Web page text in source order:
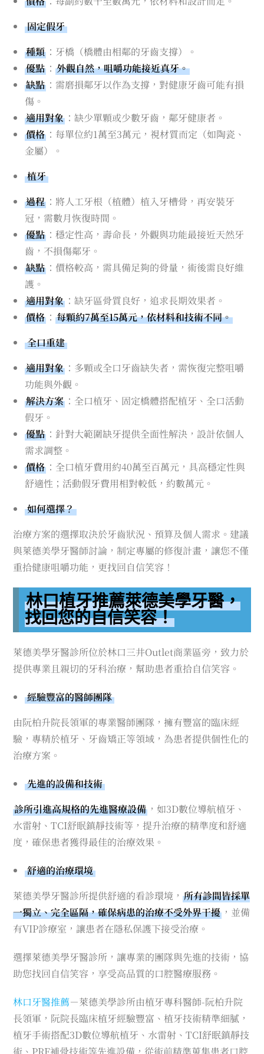
固定假牙
種類 ：牙橋（橋體由相鄰的牙齒支撐）。
優點 ：外觀自然，咀嚼功能接近真牙。
缺點 ：需磨損鄰牙以作為支撐，對健康牙齒可能有損
傷。
適用對象 ：缺少單顆或少數牙齒，鄰牙健康者。
價格 ：每單位約1萬至3萬元，視材質而定（如陶瓷、
金屬）。
植牙
過程 ：將人工牙根（植體）植入牙槽骨，再安裝牙
冠，需數月恢復時間。
優點 ：穩定性高，壽命長，外觀與功能最接近天然牙
齒，不損傷鄰牙。
缺點 ：價格較高，需具備足夠的骨量，術後需良好維
護。
適用對象 ：缺牙區骨質良好，追求長期效果者。
價格 ：每顆約7萬至15萬元，依材料和技術不同。
全口重建
適用對象 ：多顆或全口牙齒缺失者，需恢復完整咀嚼
功能與外觀。
解決方案 ：全口植牙、固定橋體搭配植牙、全口活動
假牙。
優點 ：針對大範圍缺牙提供全面性解決，設計依個人
需求調整。
價格 ：全口植牙費用約40萬至百萬元，具高穩定性與
舒適性；活動假牙費用相對較低，約數萬元。
如何選擇？
治療方案的選擇取決於牙齒狀況、預算及個人需求。建議
與萊德美學牙醫師討論，制定專屬的修復計畫，讓您不僅
重拾健康咀嚼功能，更找回自信笑容！
林口植牙推薦萊德美學牙醫，
找回您的自信笑容！
萊德美學牙醫診所位於林口三井Outlet商業區旁，致力於
提供專業且親切的牙科治療，幫助患者重拾自信笑容。
經驗豐富的醫師團隊
由阮柏升院長領軍的專業醫師團隊，擁有豐富的臨床經
驗，專精於植牙、牙齒矯正等領域，為患者提供個性化的
治療方案。
先進的設備和技術
診所引進高規格的先進醫療設備 ，如3D數位導航植牙、
水雷射、TCI舒眠鎮靜技術等，提升治療的精準度和舒適
度，確保患者獲得最佳的治療效果。
舒適的治療環境
萊德美學牙醫診所提供舒適的看診環境，所有診間皆採單
一獨立、完全區隔，確保病患的治療不受外界干擾 ，並備
有VIP診療室，讓患者在隱私保護下接受治療。
選擇萊德美學牙醫診所，讓專業的團隊與先進的技術，協
助您找回自信笑容，享受高品質的口腔醫療服務。
林口牙醫推薦－萊德美學診所由植牙專科醫師-阮柏升院
長領軍，阮院長臨床植牙經驗豐富、植牙技術精準細膩，
植牙手術搭配3D數位導航植牙、水雷射、TCI舒眠鎮靜技
術、PRF補骨技術等先進設備，從術前精準蒐集患者口腔